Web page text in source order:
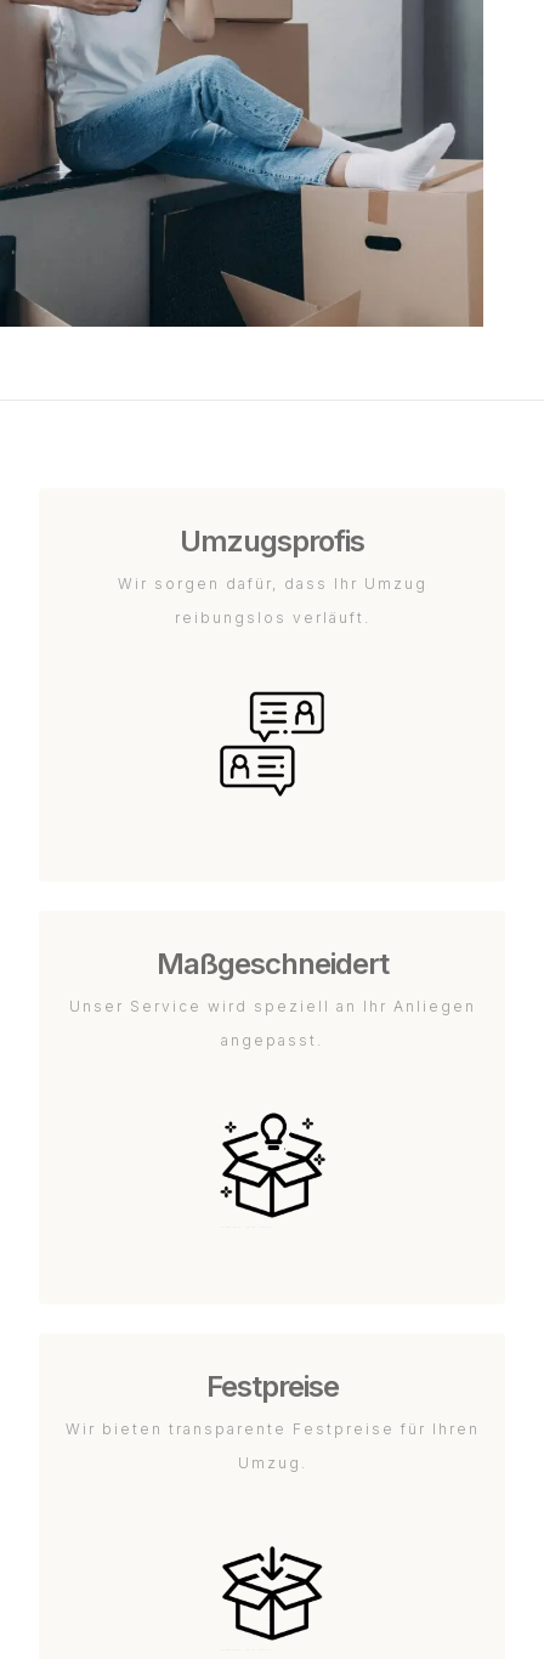
Umzugsprofis
Wir sorgen dafür, dass Ihr Umzug
reibungslos verläuft.
Maßgeschneidert
Unser Service wird speziell an Ihr Anliegen
angepasst.
Festpreise
Wir bieten transparente Festpreise für Ihren
Umzug.